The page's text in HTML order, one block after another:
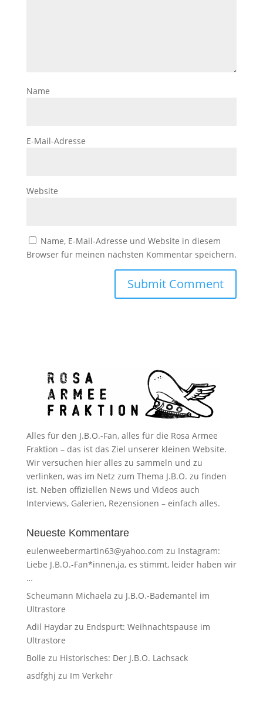
Name
E-Mail-Adresse
Website
Name, E-Mail-Adresse und Website in diesem
Browser für meinen nächsten Kommentar speichern.
Alles für den J.B.O.-Fan, alles für die Rosa Armee
Fraktion – das ist das Ziel unserer kleinen Website.
Wir versuchen hier alles zu sammeln und zu
verlinken, was im Netz zum Thema J.B.O. zu finden
ist. Neben offiziellen News und Videos auch
Interviews, Galerien, Rezensionen – einfach alles.
Neueste Kommentare
eulenweebermartin63@yahoo.com zu Instagram:
Liebe J.B.O.-Fan*innen,ja, es stimmt, leider haben wir
…
Scheumann Michaela zu J.B.O.-Bademantel im
Ultrastore
Adil Haydarzu Endspurt: Weihnachtspause im
Ultrastore
Bolle zu Historisches: Der J.B.O. Lachsack
asdfghj zu Im Verkehr